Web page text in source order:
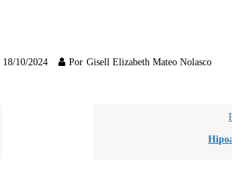
18/10/2024 Por Gisell Elizabeth Mateo Nolasco